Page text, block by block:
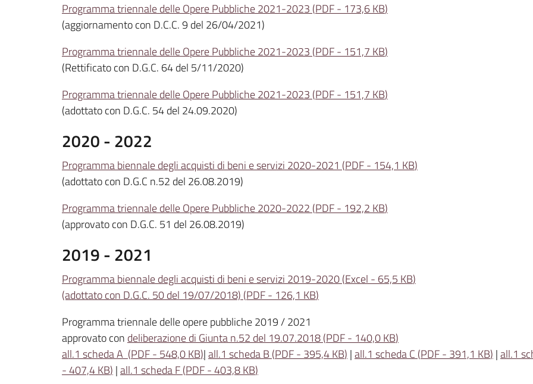
Programma triennale delle Opere Pubbliche 2021-2023 (PDF- 173,6 KB)
(aggiornamento con D.C.C. 9 del 26/04/2021)
Programma triennale delle Opere Pubbliche 2021-2023 (PDF- 151,7 KB)
(Rettificato con D.G.C. 64 del 5/11/2020)
Programma triennale delle Opere Pubbliche 2021-2023 (PDF- 151,7 KB)
(adottato con D.G.C. 54 del 24.09.2020)
2020 - 2022
Programma biennale degli acquisti di beni e servizi 2020-2021 (PDF- 154,1 KB)
(adottato con D.G.C n.52 del 26.08.2019)
Programma triennale delle Opere Pubbliche 2020-2022 (PDF- 192,2 KB)
(approvato con D.G.C. 51 del 26.08.2019)
2019 - 2021
Programma biennale degli acquisti di beni e servizi 2019-2020(Excel - 65,5 KB)
(adottato con D.G.C. 50 del 19/07/2018) (PDF- 126,1 KB)
Programma triennale delle opere pubbliche 2019 / 2021
approvato con deliberazione di Giunta n.52 del 19.07.2018(PDF- 140,0 KB)
all.1 scheda A (PDF- 548,0 KB)|all.1 scheda B (PDF- 395,4 KB) |all.1 scheda C (PDF- 391,1 KB) |all.1
-407,4 KB) |all.1 scheda F(PDF-403,8 KB)